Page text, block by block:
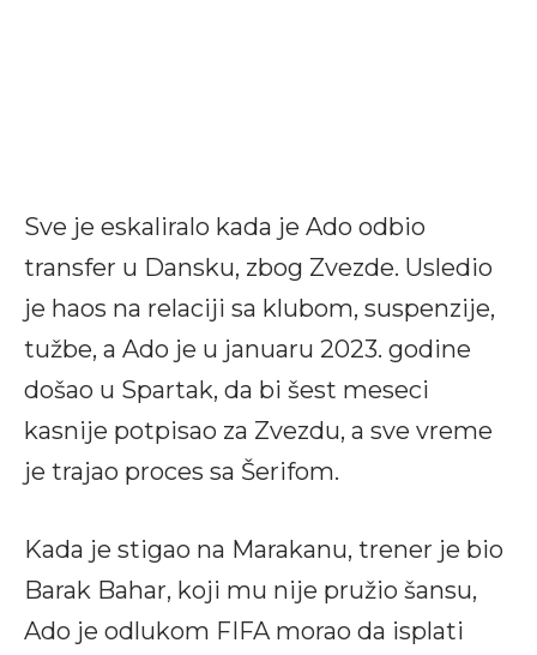
Sve je eskaliralo kada je Ado odbio
transfer u Dansku, zbog Zvezde. Usledio
je haos na relaciji sa klubom, suspenzije,
tužbe, a Ado je u januaru 2023. godine
došao u Spartak, da bi šest meseci
kasnije potpisao za Zvezdu, a sve vreme
je trajao proces sa Šerifom.
Kada je stigao na Marakanu, trener je bio
Barak Bahar, koji mu nije pružio šansu,
Ado je odlukom FIFA morao da isplati